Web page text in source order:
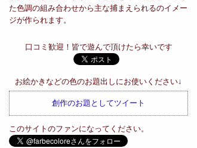
た色調の組み合わせから主な捕まえられるのイメー
ジが作られます。
口コミ歓迎！皆で遊んで頂けたら幸いです
お絵かきなどの色のお題出しにお使いください↓
創作のお題としてツイート
このサイトのファンになってください。